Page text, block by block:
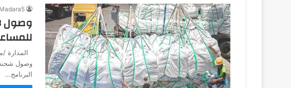
Madara5
وصول شحنة
البرنامج…